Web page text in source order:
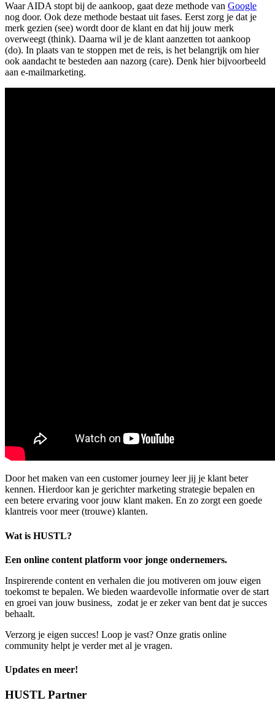
Waar AIDA stopt bij de aankoop, gaat deze methode van Google
nog door. Ook deze methode bestaat uit fases. Eerst zorg je dat je
merk gezien (see) wordt door de klant en dat hij jouw merk
overweegt (think). Daarna wil je de klant aanzetten tot aankoop
(do). In plaats van te stoppen met de reis, is het belangrijk om hier
ook aandacht te besteden aan nazorg (care). Denk hier bijvoorbeeld
aan e-mailmarketing.
Door het maken van een customer journey leer jij je klant beter
kennen. Hierdoor kan je gerichter marketing strategie bepalen en
een betere ervaring voor jouw klant maken. En zo zorgt een goede
klantreis voor meer (trouwe) klanten.
Wat is HUSTL?
Een online content platform voor jonge ondernemers.
Inspirerende content en verhalen die jou motiveren om jouw eigen
toekomst te bepalen. We bieden waardevolle informatie over de start
en groei van jouw business, zodat je er zeker van bent dat je succes
behaalt.
Verzorg je eigen succes! Loop je vast? Onze gratis online
community helpt je verder met al je vragen.
Updates en meer!
HUSTL Partner